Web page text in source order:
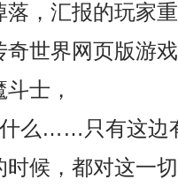
落，汇报的玩家
奇世界网页版游
士，
么……只有这边
候，都对这一